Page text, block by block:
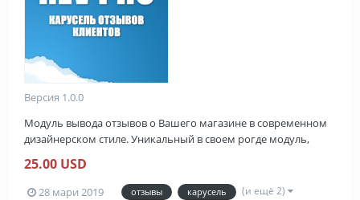
Версия 1.0.0
Модуль вывода отзывов о Вашего магазине в современном
дизайнерском стиле. Уникальный в своем рогде модуль,
место магазина. Летняя распродажа со скидкой -20% DEMO:
OC 3: http://oc30.gameshara.ru/ Админ часть: Admin (...
25.00 USD
28 мари 2019 отзывы карусель (и ещё 2)